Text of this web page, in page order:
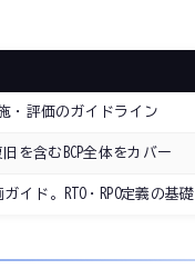
・評価のガイドライン
を含むBCP全体をカバー
ド。RTO・RPO定義の基礎